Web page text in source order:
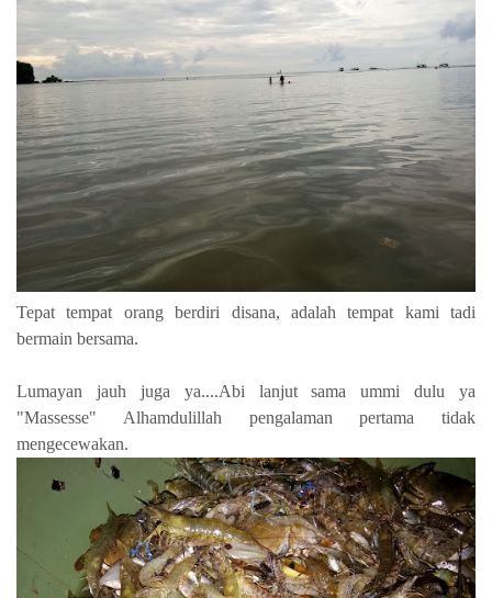
Tepat tempat orang berdiri disana, adalah tempat kami tadi
bermain bersama.
Lumayan jauh juga ya....Abi lanjut sama ummi dulu ya
"Massesse" Alhamdulillah pengalaman pertama tidak
mengecewakan.